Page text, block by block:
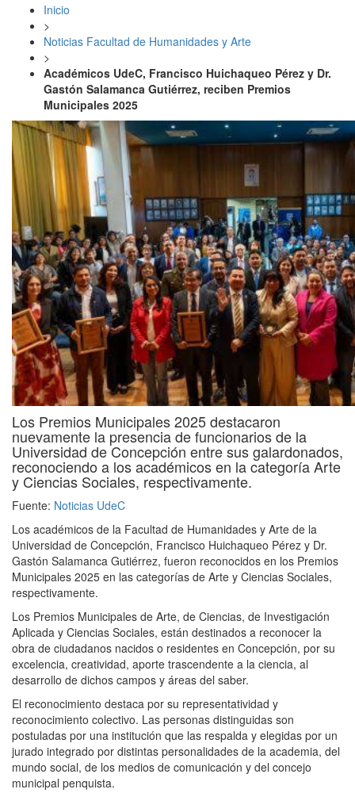
Inicio
>
Noticias Facultad de Humanidades y Arte
>
Académicos UdeC, Francisco Huichaqueo Pérez y Dr.
Gastón Salamanca Gutiérrez, reciben Premios
Municipales 2025
Los Premios Municipales 2025 destacaron
nuevamente la presencia de funcionarios de la
Universidad de Concepción entre sus galardonados,
reconociendo a los académicos en la categoría Arte
y Ciencias Sociales, respectivamente.
Fuente: Noticias UdeC
Los académicos de la Facultad de Humanidades y Arte de la
Universidad de Concepción, Francisco Huichaqueo Pérez y Dr.
Gastón Salamanca Gutiérrez, fueron reconocidos en los Premios
Municipales 2025 en las categorías de Arte y Ciencias Sociales,
respectivamente.
Los Premios Municipales de Arte, de Ciencias, de Investigación
Aplicada y Ciencias Sociales, están destinados a reconocer la
obra de ciudadanos nacidos o residentes en Concepción, por su
excelencia, creatividad, aporte trascendente a la ciencia, al
desarrollo de dichos campos y áreas del saber.
El reconocimiento destaca por su representatividad y
reconocimiento colectivo. Las personas distinguidas son
postuladas por una institución que las respalda y elegidas por un
jurado integrado por distintas personalidades de la academia, del
mundo social, de los medios de comunicación y del concejo
municipal penquista.